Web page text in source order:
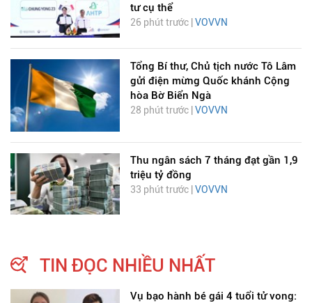
tư cụ thể
26 phút trước |VOVVN
Tổng Bí thư, Chủ tịch nước Tô Lâm
gửi điện mừng Quốc khánh Cộng
hòa Bờ Biển Ngà
28 phút trước | VOVVN
Thu ngân sách 7 tháng đạt gần 1,9
triệu tỷ đồng
33 phút trước | VOVVN
TIN ĐỌC NHIỀU NHẤT
Vụ bạo hành bé gái 4 tuổi tử vong: